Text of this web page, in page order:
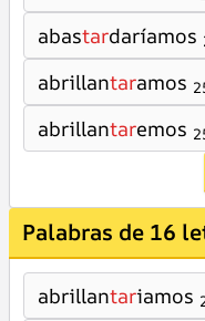
abastardaríamos
abrillantaramos
abrillantaremos
Palabras de 16
abrillantariamos